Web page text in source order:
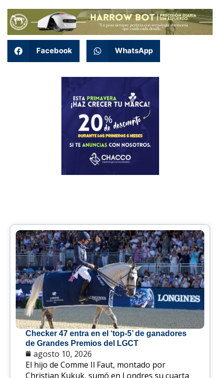
Facebook WhatsApp
Checker 47 entra en el ‘top-5’ de ganadores
de Grandes Premios del LGCT
agosto 10, 2026
El hijo de Comme Il Faut, montado por
Christian Kukuk, sumó en Londres su cuarta